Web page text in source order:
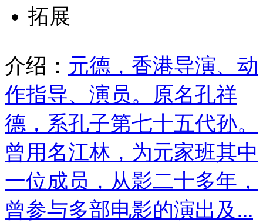
拓展
介绍： 元德，香港导演、动
作指导、演员。原名孔祥
德，系孔子第七十五代孙。
曾用名江林，为元家班其中
一位成员，从影二十多年，
曾参与多部电影的演出及...